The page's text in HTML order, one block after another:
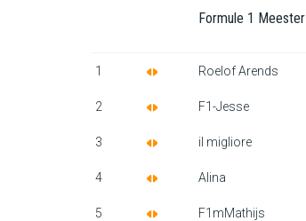
Formule 1 Meester
1 Roelof Arends
2 F1-Jesse
3 il migliore
4 Alina
5 F1mMathijs